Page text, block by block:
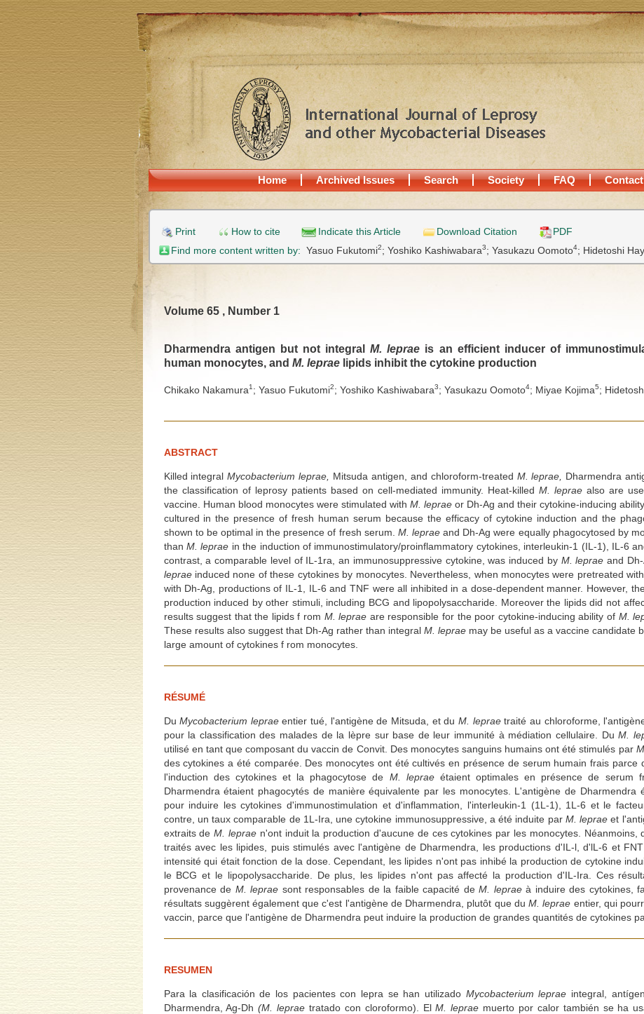
Home Archived Issues Search Society FAQ Contact
Print How to cite Indicate this Article Download Citation
PDF
Find more content written by: Yasuo Fukutomi2; Yoshiko Kashiwabara3; Yasukazu Oomoto4; Hidetoshi
Volume 65 , Number 1
Dharmendra antigen but not integralM. leprae is an efficient inducer of
human monocytes, and M. lepraelipids inhibit the cytokine production
Chikako Nakamura1 ; Yasuo Fukutomi2; Yoshiko Kashiwabara3; Yasukazu Oomoto4; Miyae Kojima5;
ABSTRACT
Killed integralMycobacterium leprae, Mitsuda antigen, and chloroform-treated M. leprae,
Dharmendra
the classification of leprosy patients based on cell-mediated immunity. Heat-killed M. lepraealso are
vaccine. Human blood monocytes were stimulated with M. lepraeor Dh-Ag and their cytokine-inducing
cultured in the presence of fresh human serum because the efficacy of cytokine induction and the
shown to be optimal in the presence of fresh serum. M. leprae and Dh-Ag were equally phagocytosed by
than M. leprae in the induction of immunostimulatory/proinflammatory cytokines, interleukin-1 (IL-1), IL-6
contrast, a comparable level of IL-1ra, an immunosuppressive cytokine, was induced by M. leprae and
lepraeinduced none of these cytokines by monocytes. Nevertheless, when monocytes were pretreated
with Dh-Ag, productions of IL-1, IL-6 and TNF were all inhibited in a dose-dependent manner. However,
production induced by other stimuli, including BCG and lipopolysaccharide. Moreover the lipids did not
results suggest that the lipids f rom M. leprae are responsible for the poor cytokine-inducing ability of M.
These results also suggest that Dh-Ag rather than integral M. lepraemay be useful as a vaccine candidate
large amount of cytokines f rom monocytes.
RÉSUMÉ
DuMycobacterium lepraeentier tué, l'antigène de Mitsuda, et duM. lepraetraité au chloroforme,
pour la classification des malades de la lèpre sur base de leur immunité à médiation cellulaire. DuM.
utilisé en tant que composant du vaccin de Convit. Des monocytes sanguins humains ont été stimulés par
des cytokines a été comparée. Des monocytes ont été cultivés en présence de serum humain frais parce
l'induction des cytokines et la phagocytose de M. lepraeétaient optimales en présence de serum
Dharmendra étaient phagocytés de manière équivalente par les monocytes. L'antigène de Dharmendra
pour induire les cytokines d'immunostimulation et d'inflammation, l'interleukin-1 (1L-1), 1L-6 et le
contre, un taux comparable de 1L-Ira, une cytokine immunosuppressive, a été induite par M. leprae et
extraits deM. lepraen'ont induit la production d'aucune de ces cytokines par les monocytes. Néanmoins,
traités avec les lipides, puis stimulés avec l'antigène de Dharmendra, les productions d'IL-l, d'lL-6 et
intensité qui était fonction de la dose. Cependant, les lipides n'ont pas inhibé la production de cytokine
le BCG et le lipopolysaccharide. De plus, les lipides n'ont pas affecté la production d'IL-Ira. Ces
provenance de M. leprae sont responsables de la faible capacité deM. lepraeà induire des cytokines,
résultats suggèrent également que c'est l'antigène de Dharmendra, plutôt que duM. leprae entier, qui
vaccin, parce que l'antigène de Dharmendra peut induire la production de grandes quantités de cytokines
RESUMEN
Para la clasificación de los pacientes con lepra se han utilizado Mycobacterium leprae integral,
Dharmendra, Ag-Dh(M. leprae tratado con cloroformo). ElM. leprae muerto por calor también se ha